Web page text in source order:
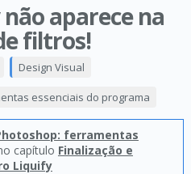
aparece na
filtros!
Design Visual
essenciais do programa
ferramentas
capítulo Finalização e
Liquify